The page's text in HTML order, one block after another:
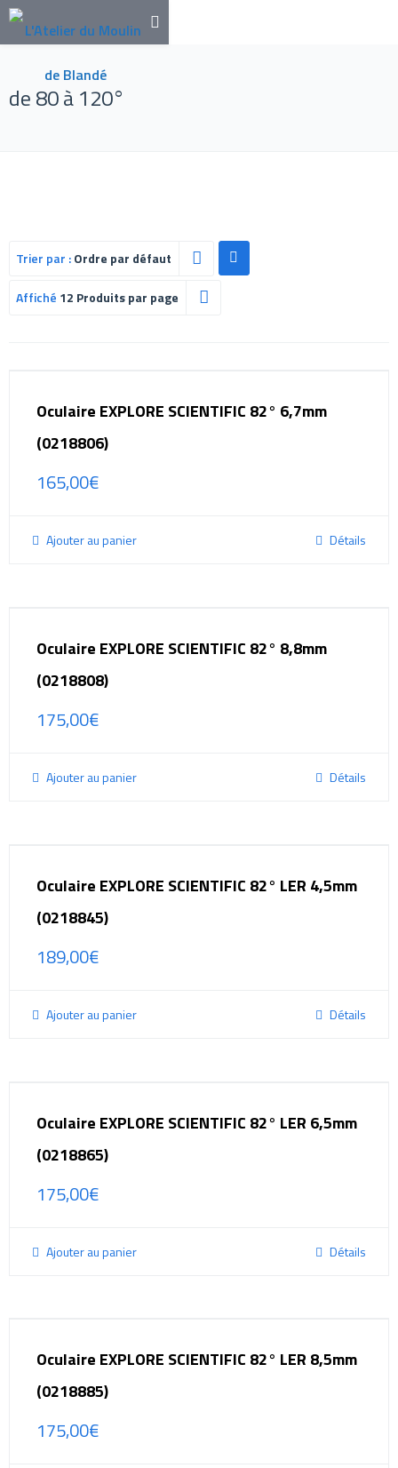
de 80 à 120°
Trier par :Ordre par défaut
Affiché 12 Produits par page
Oculaire EXPLORE SCIENTIFIC 82° 6,7mm
(0218806)
165,00€
Ajouter au panier Détails
Oculaire EXPLORE SCIENTIFIC 82° 8,8mm
(0218808)
175,00€
Ajouter au panier Détails
Oculaire EXPLORE SCIENTIFIC 82° LER 4,5mm
(0218845)
189,00€
Ajouter au panier Détails
Oculaire EXPLORE SCIENTIFIC 82° LER 6,5mm
(0218865)
175,00€
Ajouter au panier Détails
Oculaire EXPLORE SCIENTIFIC 82° LER 8,5mm
(0218885)
175,00€